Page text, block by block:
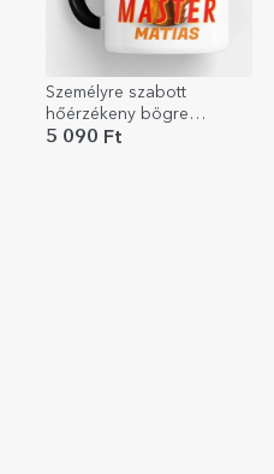
Személyre szabott
hőérzékeny bögre
szöveggel - Kendama
5 090 Ft